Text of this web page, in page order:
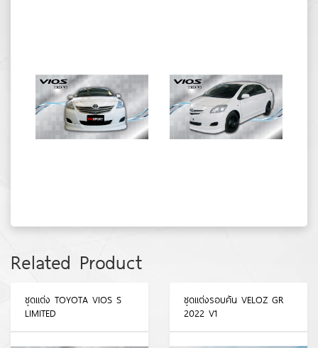
Related Product
ชุดแต่ง TOYOTA VIOS S
LIMITED
ชุดแต่งรอบคัน VELOZ GR
2022 V1